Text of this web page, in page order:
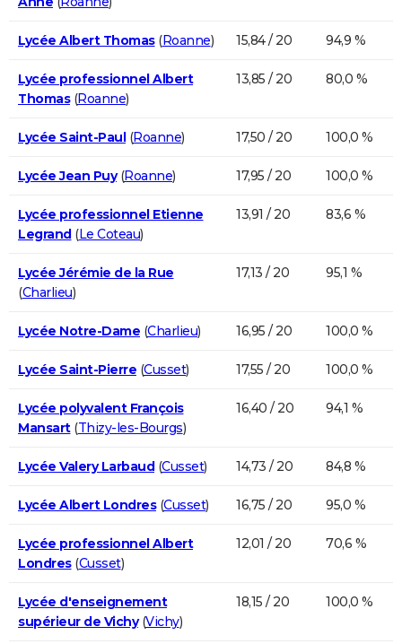
Lycée Albert Thomas(Roanne) 15,84 / 20 94,9 %
Lycée professionnel Albert
Thomas(Roanne)
13,85 / 20 80,0 %
Lycée Saint-Paul(Roanne) 17,50 / 20 100,0 %
Lycée Jean Puy(Roanne) 17,95 / 20 100,0 %
Lycée professionnel Etienne
Legrand(Le Coteau)
13,91 / 20 83,6 %
Lycée Jérémie de la Rue
(Charlieu)
17,13 / 20 95,1 %
Lycée Notre-Dame (Charlieu) 16,95 / 20 100,0 %
Lycée Saint-Pierre (Cusset) 17,55 / 20 100,0 %
Lycée polyvalent François
Mansart(Thizy-les-Bourgs)
16,40 / 20 94,1 %
Lycée Valery Larbaud(Cusset) 14,73 / 20 84,8 %
Lycée Albert Londres(Cusset) 16,75 / 20 95,0 %
Lycée professionnel Albert
Londres(Cusset)
12,01 / 20 70,6 %
Lycée d'enseignement
supérieur de Vichy(Vichy)
18,15 / 20 100,0 %